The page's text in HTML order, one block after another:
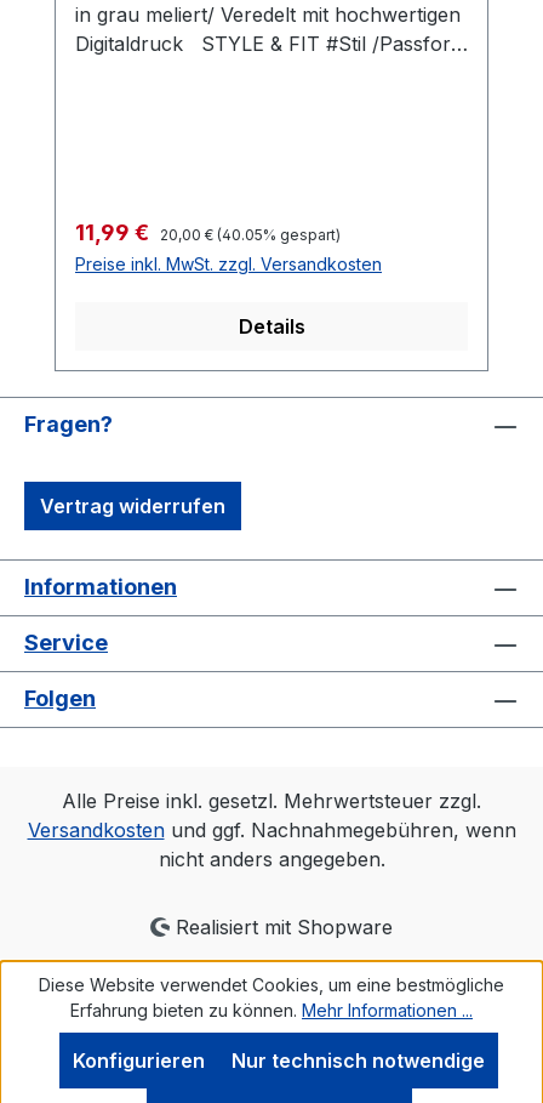
in grau meliert/ Veredelt mit hochwertigen
Digitaldruck STYLE & FIT #Stil /Passform
Superbequeme Länge #bewegungsfreiheit
#Qualität /Griffigkeit Gefertigt aus 100 %
Baumwolle #angenehmestragegefühl
weiche Qualität #RINGGESPONNEN
Schwerer Stoff 185 g/m²
Verkaufspreis:
11,99 € Regulärer Preis:
20,00 € (40.05% gespart)
Preise inkl. MwSt. zzgl. Versandkosten
Details
Fragen?
Vertrag widerrufen
Informationen
Service
Folgen
Alle Preise inkl. gesetzl. Mehrwertsteuer zzgl.
Versandkostenund ggf. Nachnahmegebühren, wenn
nicht anders angegeben.
Realisiert mit Shopware
Diese Website verwendet Cookies, um eine bestmögliche
Erfahrung bieten zu können. Mehr Informationen ...
Nur technisch notwendige
Konfigurieren